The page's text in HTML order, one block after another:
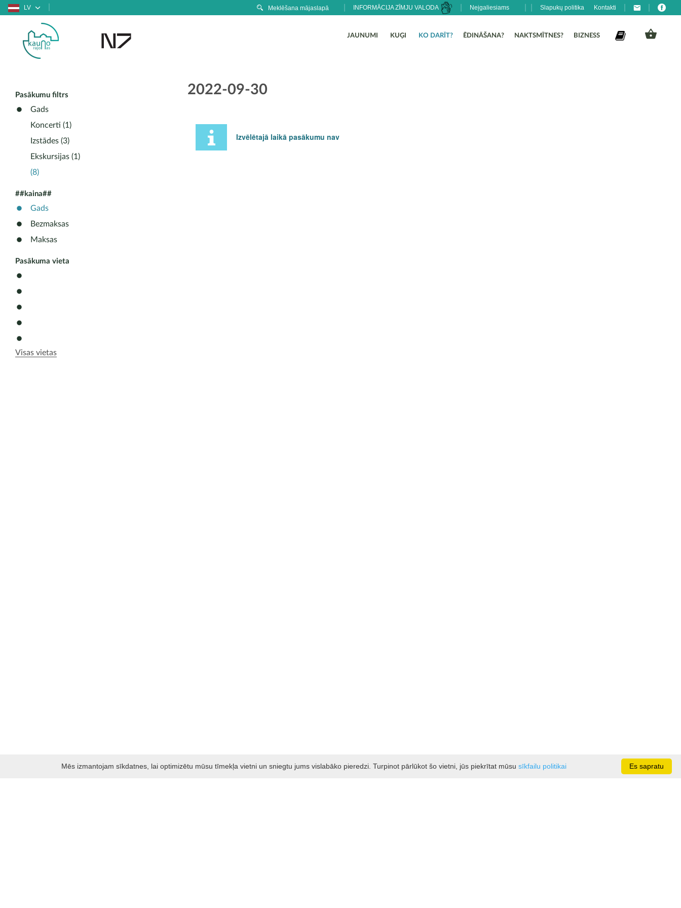
LV Slapukų politika Kontakti
Neįgaliesiams
INFORMĀCIJA ZĪMJU VALODA
JAUNUMI KUĢI KO DARĪT? ĒDINĀŠANA? NAKTSMĪTNES? BIZNESS
Pasākumu filtrs
Gads
Koncerti (1)
Izstādes (3)
Ekskursijas (1)
(8)
##kaina##
Gads
Bezmaksas
Maksas
Pasākuma vieta
Visas vietas
2022-09-30
Izvēlētajā laikā pasākumu nav
Es sapratu
Mēs izmantojam sīkdatnes, lai optimizētu mūsu tīmekļa vietni un sniegtu jums vislabāko pieredzi. Turpinot pārlūkot šo vietni, jūs piekrītat mūsu sīkfailu politikai